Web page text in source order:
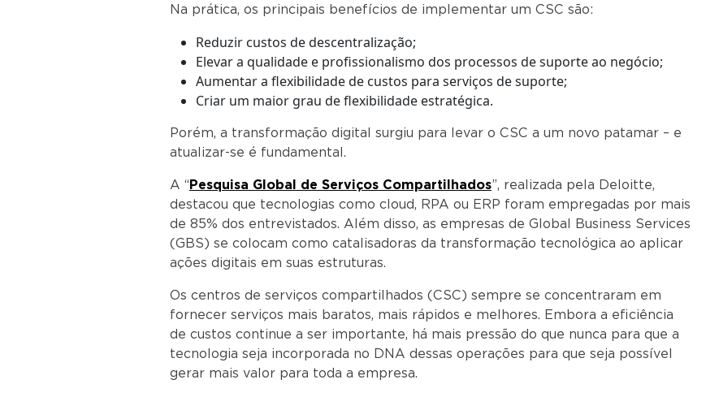
Na prática, os principais benefícios de implementar um CSC são:
Reduzir custos de descentralização;
Elevar a qualidade e profissionalismo dos processos de suporte ao negócio;
Aumentar a flexibilidade de custos para serviços de suporte;
Criar um maior grau de flexibilidade estratégica.
Porém, a transformação digital surgiu para levar o CSC a um novo patamar – e
atualizar-se é fundamental.
A “Pesquisa Global de Serviços Compartilhados”, realizada pela Deloitte,
destacou que tecnologias como cloud, RPA ou ERP foram empregadas por mais
de 85% dos entrevistados. Além disso, as empresas de Global Business Services
(GBS) se colocam como catalisadoras da transformação tecnológica ao aplicar
ações digitais em suas estruturas.
Os centros de serviços compartilhados (CSC) sempre se concentraram em
fornecer serviços mais baratos, mais rápidos e melhores. Embora a eficiência
de custos continue a ser importante, há mais pressão do que nunca para que a
tecnologia seja incorporada no DNA dessas operações para que seja possível
gerar mais valor para toda a empresa.